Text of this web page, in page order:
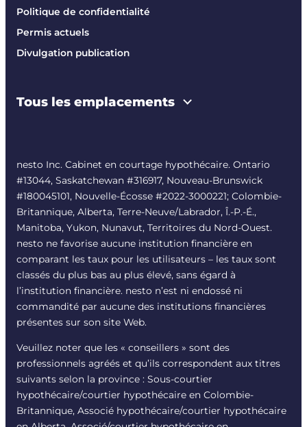
Politique de confidentialité
Permis actuels
Divulgation publication
Tous les emplacements
nesto Inc. Cabinet en courtage hypothécaire. Ontario
#13044, Saskatchewan #316917, Nouveau-Brunswick
#180045101, Nouvelle-Écosse #2022-3000221; Colombie-
Britannique, Alberta, Terre-Neuve/Labrador, Î.-P.-É.,
Manitoba, Yukon, Nunavut, Territoires du Nord-Ouest.
nesto ne favorise aucune institution financière en
comparant les taux pour les utilisateurs – les taux sont
classés du plus bas au plus élevé, sans égard à
l’institution financière. nesto n’est ni endossé ni
commandité par aucune des institutions financières
présentes sur son site Web.
Veuillez noter que les « conseillers » sont des
professionnels agréés et qu’ils correspondent aux titres
suivants selon la province : Sous-courtier
hypothécaire/courtier hypothécaire en Colombie-
Britannique, Associé hypothécaire/courtier hypothécaire